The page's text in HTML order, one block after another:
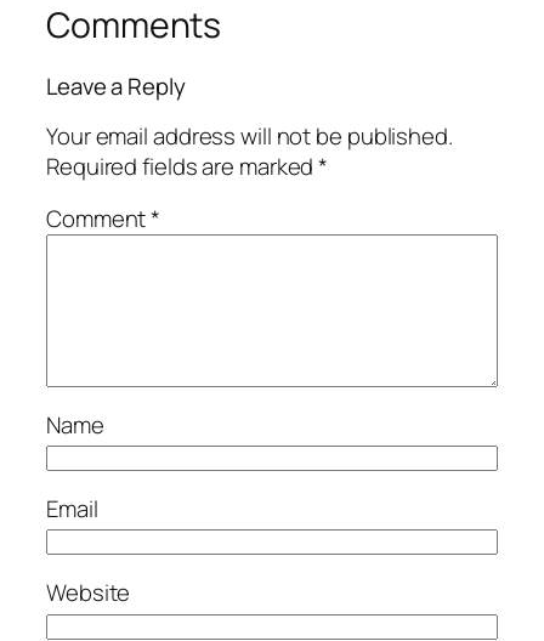
Comments
Leave a Reply
Your email address will not be published.
Required fields are marked*
Comment*
Name
Email
Website